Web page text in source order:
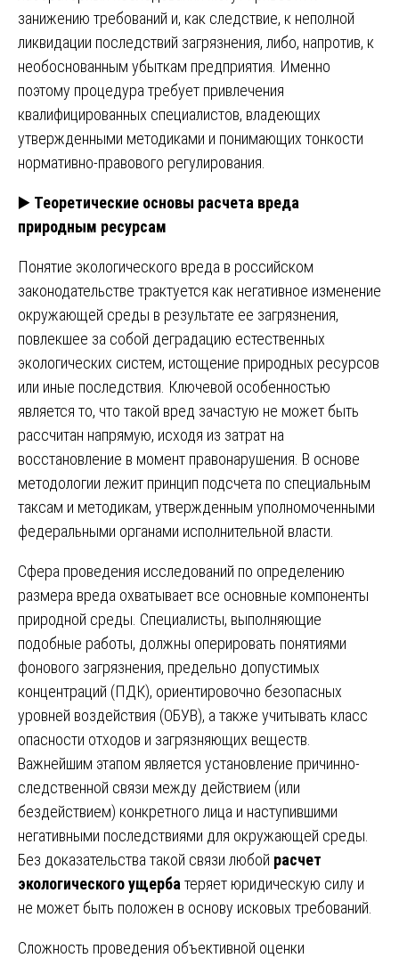
занижению требований и, как следствие, к неполной
ликвидации последствий загрязнения, либо, напротив, к
необоснованным убыткам предприятия. Именно
поэтому процедура требует привлечения
квалифицированных специалистов, владеющих
утвержденными методиками и понимающих тонкости
нормативно-правового регулирования.
▶️ Теоретические основы расчета вреда
природным ресурсам
Понятие экологического вреда в российском
законодательстве трактуется как негативное изменение
окружающей среды в результате ее загрязнения,
повлекшее за собой деградацию естественных
экологических систем, истощение природных ресурсов
или иные последствия. Ключевой особенностью
является то, что такой вред зачастую не может быть
рассчитан напрямую, исходя из затрат на
восстановление в момент правонарушения. В основе
методологии лежит принцип подсчета по специальным
таксам и методикам, утвержденным уполномоченными
федеральными органами исполнительной власти.
Сфера проведения исследований по определению
размера вреда охватывает все основные компоненты
природной среды. Специалисты, выполняющие
подобные работы, должны оперировать понятиями
фонового загрязнения, предельно допустимых
концентраций (ПДК), ориентировочно безопасных
уровней воздействия (ОБУВ), а также учитывать класс
опасности отходов и загрязняющих веществ.
Важнейшим этапом является установление причинно-
следственной связи между действием (или
бездействием) конкретного лица и наступившими
негативными последствиями для окружающей среды.
Без доказательства такой связи любой расчет
экологического ущерба теряет юридическую силу и
не может быть положен в основу исковых требований.
Сложность проведения объективной оценки